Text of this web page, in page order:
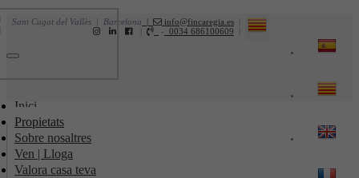
| info@fincaregia.es
Sant Cugat del Vallès | Barcelona
0034 686100609
-
Toggle
Inici
Propietats
Sobre nosaltres
Ven | Lloga
Valora casa teva